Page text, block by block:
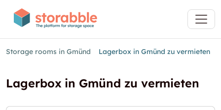
Storage rooms in Gmünd Lagerbox in Gmünd zu vermieten
Lagerbox in Gmünd zu vermieten